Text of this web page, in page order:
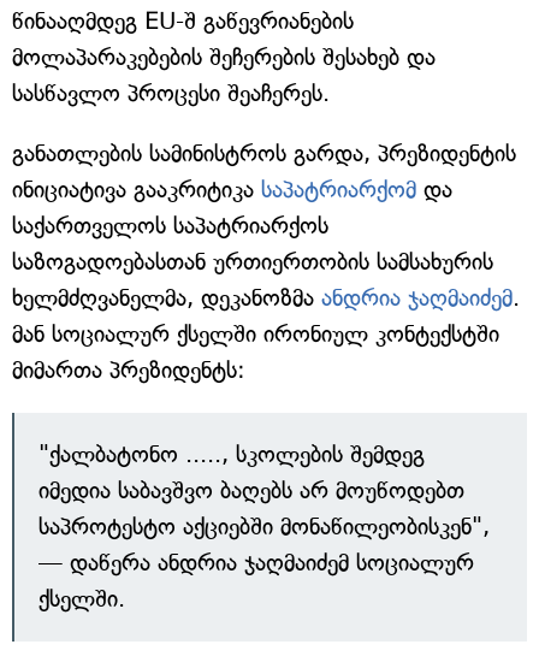
წინააღმდეგ EU-შ გაწევრიანების
მოლაპარაკებების შეჩერების შესახებ და
სასწავლო პროცესი შეაჩერეს.
განათლების სამინისტროს გარდა, პრეზიდენტის
ინიციატივა გააკრიტიკა საპატრიარქომ და
საქართველოს საპატრიარქოს
საზოგადოებასთან ურთიერთობის სამსახურის
ხელმძღვანელმა, დეკანოზმა ანდრია ჯაღმაიძემ.
მან სოციალურ ქსელში ირონიულ კონტექსტში
მიმართა პრეზიდენტს:
"ქალბატონო ....., სკოლების შემდეგ
იმედია საბავშვო ბაღებს არ მოუწოდებთ
საპროტესტო აქციებში მონაწილეობისკენ",
— დაწერა ანდრია ჯაღმაიძემ სოციალურ
ქსელში.